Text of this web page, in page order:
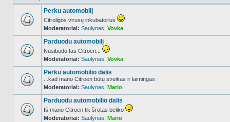
NO_UNREAD_POSTS
Perku automobilį
Citroligos virusų inkubatorius
Moderatoriai: Saulynas Vovka
NO_UNREAD_POSTS
Parduodu automobilį
Nusibodo tas Citroen...
Moderatoriai: Saulynas Vovka
NO_UNREAD_POSTS
Perku automobilio dalis
...kad mano Citroen būtų sveikas ir laimingas
Moderatoriai: Saulynas Mario
NO_UNREAD_POSTS
Parduodu automobilio dalis
Iš mano Citroen tik šrotas beliko
Moderatoriai: Saulynas Mario